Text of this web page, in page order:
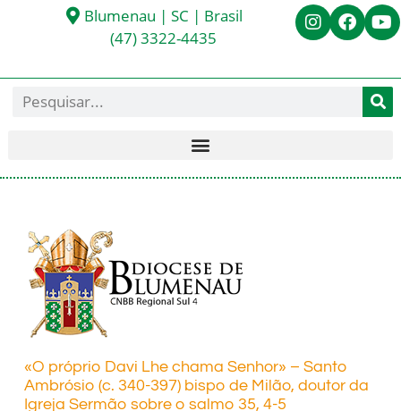
Blumenau | SC | Brasil
(47) 3322-4435
«O próprio Davi Lhe chama Senhor» – Santo
Ambrósio (c. 340-397) bispo de Milão, doutor da
Igreja Sermão sobre o salmo 35, 4-5